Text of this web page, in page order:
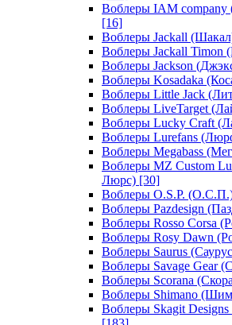
Воблеры IAM
[16]
Воблеры Jackall
Воблеры Jackall Timon
Воблеры Jackson
Воблеры Kosadaka
Воблеры Little Jack
Воблеры LiveTarget
Воблеры Lucky Craft
Воблеры Lurefans
Воблеры Megabass
Воблеры MZ Custom
Люрс) [30]
Воблеры O.S.P.
Воблеры Pazdesign
Воблеры Rosso Corsa
Воблеры Rosy Dawn
Воблеры Saurus
Воблеры Savage Gear
Воблеры Scorana
Воблеры Shimano
Воблеры Skagit